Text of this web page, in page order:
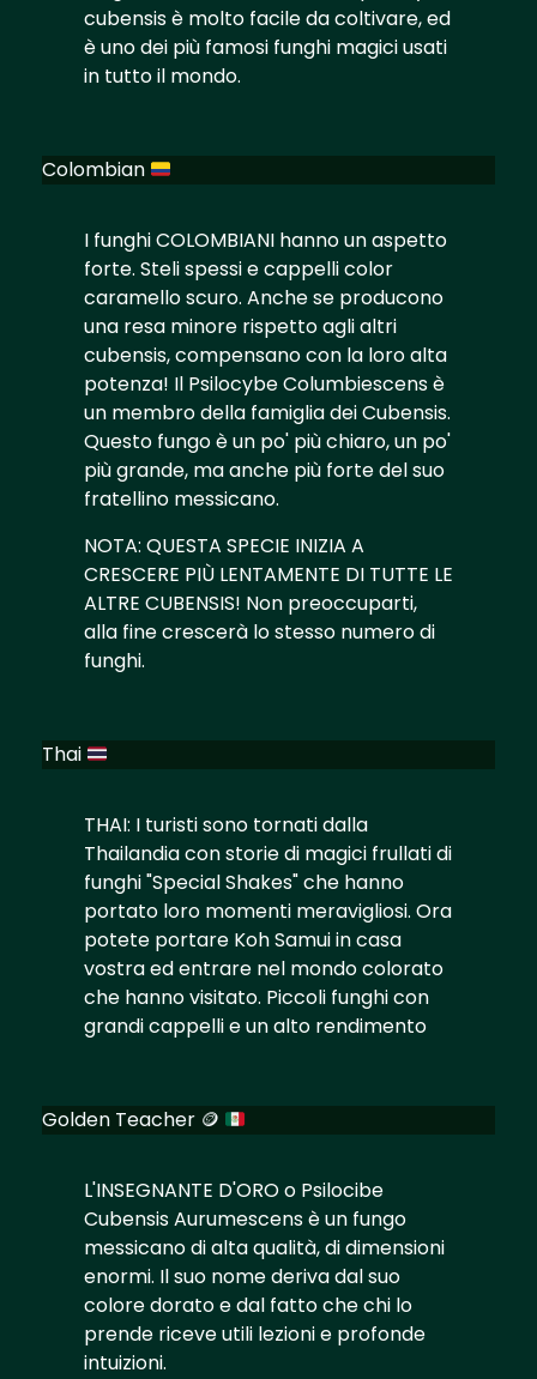
cubensis è molto facile da coltivare, ed
è uno dei più famosi funghi magici usati
in tutto il mondo.
Colombian
I funghi COLOMBIANI hanno un aspetto
forte. Steli spessi e cappelli color
caramello scuro. Anche se producono
una resa minore rispetto agli altri
cubensis, compensano con la loro alta
potenza! Il Psilocybe Columbiescens è
un membro della famiglia dei Cubensis.
Questo fungo è un po' più chiaro, un po'
più grande, ma anche più forte del suo
fratellino messicano.
NOTA: QUESTA SPECIE INIZIA A
CRESCERE PIÙ LENTAMENTE DI TUTTE LE
ALTRE CUBENSIS! Non preoccuparti,
alla fine crescerà lo stesso numero di
funghi.
Thai
THAI: I turisti sono tornati dalla
Thailandia con storie di magici frullati di
funghi "Special Shakes" che hanno
portato loro momenti meravigliosi. Ora
potete portare Koh Samui in casa
vostra ed entrare nel mondo colorato
che hanno visitato. Piccoli funghi con
grandi cappelli e un alto rendimento
Golden Teacher 🪙
L'INSEGNANTE D'ORO o Psilocibe
Cubensis Aurumescens è un fungo
messicano di alta qualità, di dimensioni
enormi. Il suo nome deriva dal suo
colore dorato e dal fatto che chi lo
prende riceve utili lezioni e profonde
intuizioni.